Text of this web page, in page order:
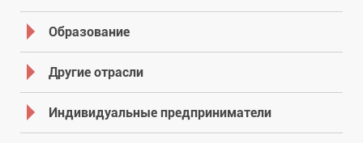
Образование
Другие отрасли
Индивидуальные предприниматели